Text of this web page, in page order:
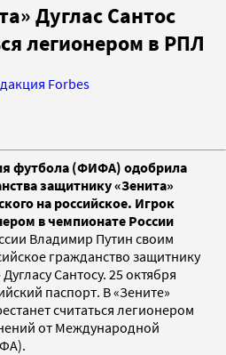
Дуглас Сантос
легионером в РПЛ
Forbes
футбола (ФИФА) одобрила
защитнику «Зенита»
на российское. Игрок
в чемпионате России
Владимир Путин своим
гражданство защитнику
Сантосу. 25 октября
паспорт. В «Зените»
считаться легионером
от Международной